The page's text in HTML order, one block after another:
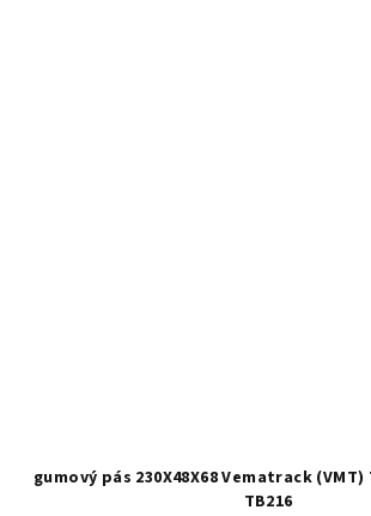
gumový pás 230X48X68 Vematrack
TB216